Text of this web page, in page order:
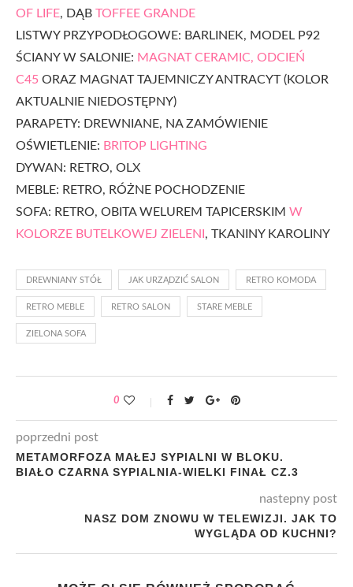
OF LIFE, DĄB TOFFEE GRANDE
LISTWY PRZYPODŁOGOWE: BARLINEK, MODEL P92
ŚCIANY W SALONIE: MAGNAT CERAMIC, ODCIEŃ
C45 ORAZ MAGNAT TAJEMNICZY ANTRACYT (KOLOR
AKTUALNIE NIEDOSTĘPNY)
PARAPETY: DREWNIANE, NA ZAMÓWIENIE
OŚWIETLENIE: BRITOP LIGHTING
DYWAN: RETRO, OLX
MEBLE: RETRO, RÓŻNE POCHODZENIE
SOFA: RETRO, OBITA WELUREM TAPICERSKIM W
KOLORZE BUTELKOWEJ ZIELENI , TKANINY KAROLINY
DREWNIANY STÓŁ JAK URZĄDZIĆ SALON RETRO KOMODA
RETRO MEBLE RETRO SALON STARE MEBLE
ZIELONA SOFA
0
poprzedni post
METAMORFOZA MAŁEJ SYPIALNI W BLOKU.
BIAŁO CZARNA SYPIALNIA-WIELKI FINAŁ CZ.3
nastepny post
NASZ DOM ZNOWU W TELEWIZJI. JAK TO
WYGLĄDA OD KUCHNI?